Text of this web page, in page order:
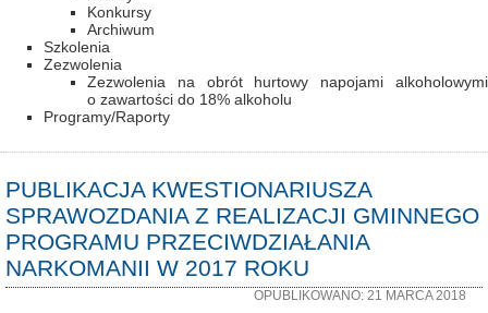
Konkursy
Archiwum
Szkolenia
Zezwolenia
Zezwolenia na obrót hurtowy napojami alkoholowymi
o zawartości do 18% alkoholu
Programy/Raporty
PUBLIKACJA KWESTIONARIUSZA
SPRAWOZDANIA Z REALIZACJI GMINNEGO
PROGRAMU PRZECIWDZIAŁANIA
NARKOMANII W 2017 ROKU
OPUBLIKOWANO: 21 MARCA 2018